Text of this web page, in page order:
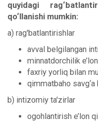
quyidagi
qo‘llanishi mumkin:
a) rag'batlantirishlar
avval belgilangan
minnatdorchilik
faxriy yorliq bilan
qimmatbaho
b) intizomiy ta'zirlar
ogohlantirish e’lon